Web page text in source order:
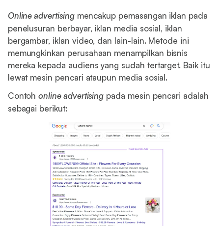
Online advertisingmencakup pemasangan iklan pada
penelusuran berbayar, iklan media sosial, iklan
bergambar, iklan video, dan lain-lain. Metode ini
memungkinkan perusahaan menampilkan bisnis
mereka kepada audiens yang sudah tertarget. Baik itu
lewat mesin pencari ataupun media sosial.
Contohonline advertising pada mesin pencari adalah
sebagai berikut: